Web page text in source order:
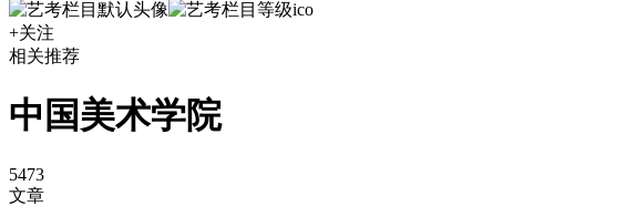
+关注
相关推荐
中国美术学院
5473
文章